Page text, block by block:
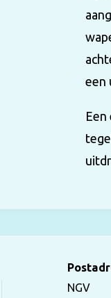
een
NGV